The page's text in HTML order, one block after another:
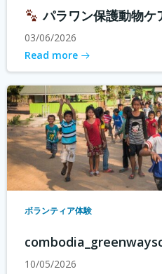
パラワン保護動物ケ
03/06/2026
Read more
ボランティア体験
10/05/2026